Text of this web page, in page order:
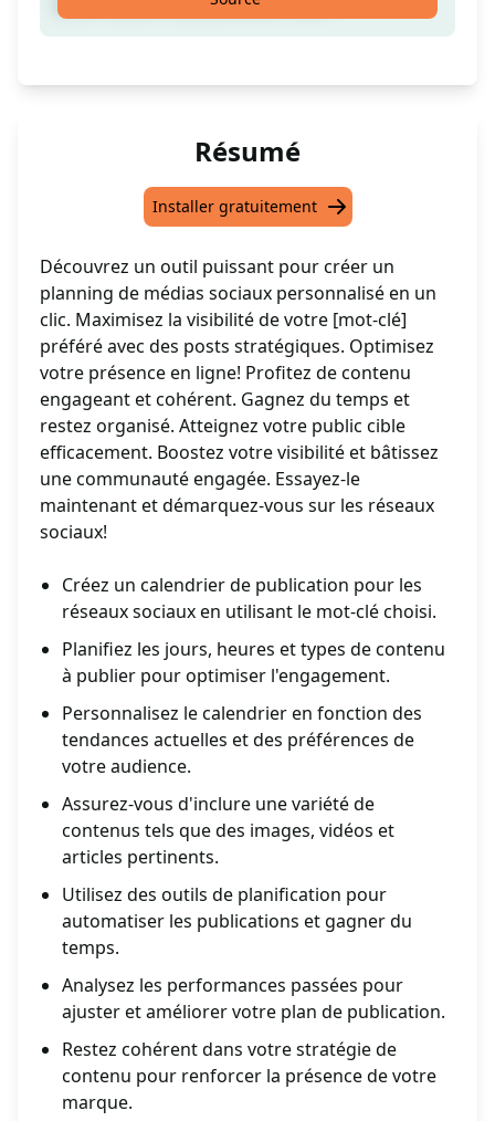
Résumé
Installer gratuitement
Découvrez un outil puissant pour créer un
planning de médias sociaux personnalisé en un
clic. Maximisez la visibilité de votre [mot-clé]
préféré avec des posts stratégiques. Optimisez
votre présence en ligne! Profitez de contenu
engageant et cohérent. Gagnez du temps et
restez organisé. Atteignez votre public cible
efficacement. Boostez votre visibilité et bâtissez
une communauté engagée. Essayez-le
maintenant et démarquez-vous sur les réseaux
sociaux!
Créez un calendrier de publication pour les
réseaux sociaux en utilisant le mot-clé choisi.
Planifiez les jours, heures et types de contenu
à publier pour optimiser l'engagement.
Personnalisez le calendrier en fonction des
tendances actuelles et des préférences de
votre audience.
Assurez-vous d'inclure une variété de
contenus tels que des images, vidéos et
articles pertinents.
Utilisez des outils de planification pour
automatiser les publications et gagner du
temps.
Analysez les performances passées pour
ajuster et améliorer votre plan de publication.
Restez cohérent dans votre stratégie de
contenu pour renforcer la présence de votre
marque.